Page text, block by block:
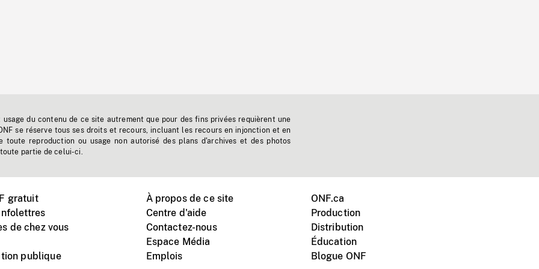
du contenu de ce site autrement que pour des fins privées requièrent une
se réserve tous ses droits et recours, incluant les recours en injonction et en
toute reproduction ou usage non autorisé des plans d'archives et des photos
partie de celui-ci.
gratuit
de chez vous
publique
À propos de ce site
Centre d'aide
Contactez-nous
Espace Média
Emplois
ONF.ca
Production
Distribution
Éducation
Blogue ONF